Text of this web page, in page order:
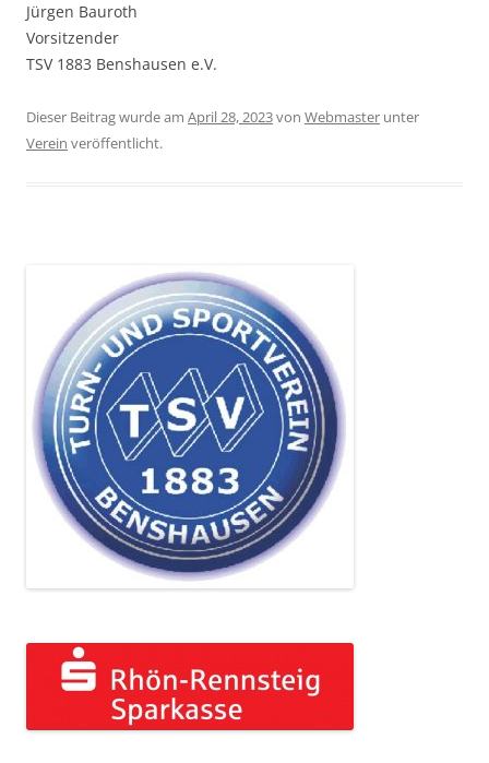
Jürgen Bauroth
Vorsitzender
TSV 1883 Benshausen e.V.
Dieser Beitrag wurde am April 28, 2023von Webmaster unter
Verein veröffentlicht.